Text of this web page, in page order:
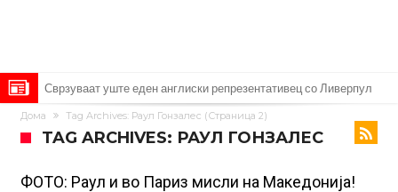
Замена за Влаховиќ: Напаѓачот на Манчестер доаѓа во Јувентус!
УЕФА повторно се заканува со бојкот на турнирите на ФИФА
Мурињо бесен поради одлуката на Реал: Протекоа детали од
разговорот што го потресе Мадрид!
Трансфер бомба во најва – Ливерпул сака да се засили од Реал
Дома Tag Archives: Раул Гонзалес (Страница 2)
TAG ARCHIVES: РАУЛ ГОНЗАЛЕС
ФОТО: Раул и во Париз мисли на Македонија!